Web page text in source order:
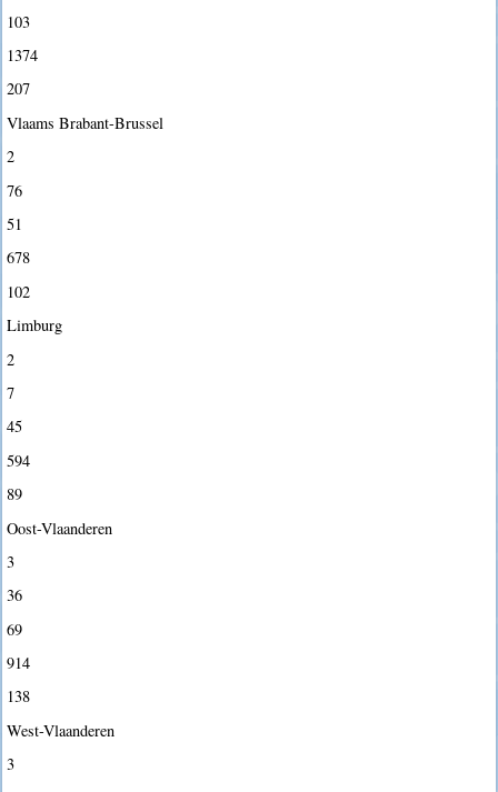
103
1374
207
Vlaams Brabant-Brussel
2
76
51
678
102
Limburg
2
7
45
594
89
Oost-Vlaanderen
3
36
69
914
138
West-Vlaanderen
3